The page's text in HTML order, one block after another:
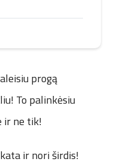
progą
To palinkėsiu
ir ne tik!
ir nori širdis!